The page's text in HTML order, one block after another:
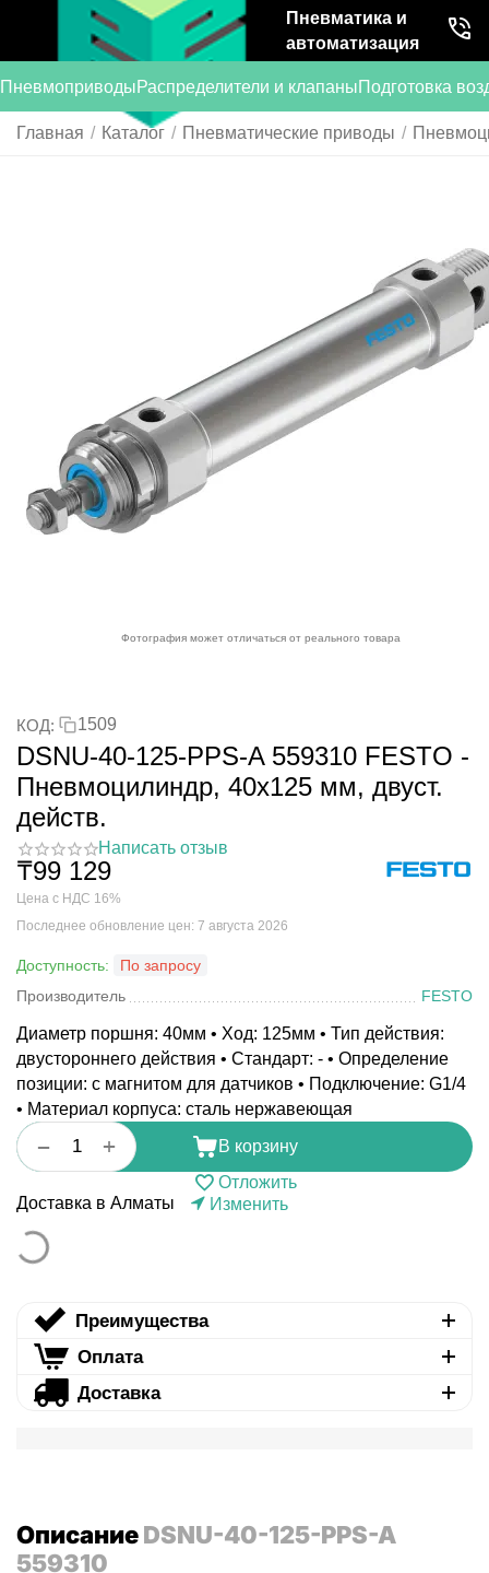
Пневматика и
автоматизация
ПневмоприводыРаспределители и клапаныПодготовка
Главная / Каталог / Пневматические приводы /
Фотография может отличаться от реального товара
КОД: 1509
DSNU-40-125-PPS-A 559310 FESTO -
Пневмоцилиндр, 40x125 мм, двуст.
действ.
Написать отзыв
₸99 129
Цена с НДС 16%
Последнее обновление цен: 7 августа 2026
Доступность:
По запросу
Производитель
FESTO
Диаметр поршня: 40мм • Ход: 125мм • Тип действия:
двустороннего действия • Стандарт: - • Определение
позиции: с магнитом для датчиков • Подключение: G1/4
• Материал корпуса: сталь нержавеющая
+
−
В корзину
Отложить
Доставка в Алматы
Изменить
Преимущества
Оплата
Доставка
ОписаниеDSNU-40-125-PPS-A
559310